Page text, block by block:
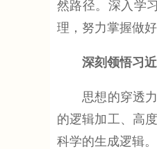
然路径。深入学
理，努力掌握做
深刻领悟习
思想的穿透力
的逻辑加工、高
科学的生成逻辑。